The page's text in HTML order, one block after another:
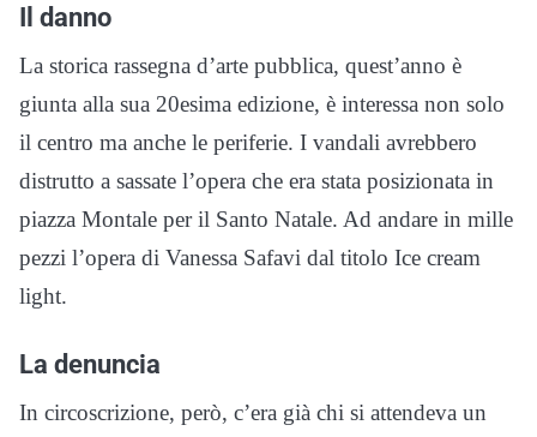
Il danno
La storica rassegna d’arte pubblica, quest’anno è
giunta alla sua 20esima edizione, è interessa non solo
il centro ma anche le periferie. I vandali avrebbero
distrutto a sassate l’opera che era stata posizionata in
piazza Montale per il Santo Natale. Ad andare in mille
pezzi l’opera di Vanessa Safavi dal titolo Ice cream
light.
La denuncia
In circoscrizione, però, c’era già chi si attendeva un